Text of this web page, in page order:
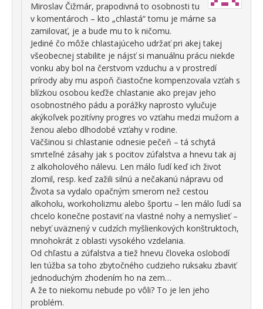
Miroslav Čižmár, prapodivná to osobnosti tu
v komentároch – kto „chlastá“ tomu je márne sa
zamilovať, je a bude mu to k ničomu.
Jediné čo môže chlastajúceho udržať pri akej takej
všeobecnej stabilite je nájsť si manuálnu prácu niekde
vonku aby bol na čerstvom vzduchu a v prostredí
prírody aby mu aspoň čiastočne kompenzovala vzťah s
blízkou osobou keďže chlastanie ako prejav jeho
osobnostného pádu a porážky naprosto vylučuje
akýkoľvek pozitívny progres vo vzťahu medzi mužom a
ženou alebo dlhodobé vzťahy v rodine.
Väčšinou si chlastanie odnesie pečeň – tá schytá
smrteľné zásahy jak s pocitov zúfalstva a hnevu tak aj
z alkoholového nálevu. Len málo ľudí keď ich život
zlomil, resp. keď zažili silnú a nečakanú nápravu od
Života sa vydalo opačným smerom než cestou
alkoholu, workoholizmu alebo športu – len málo ľudí sa
chcelo konečne postaviť na vlastné nohy a nemyslieť –
nebyť uväznený v cudzích myšlienkových konštruktoch,
mnohokrát z oblasti vysokého vzdelania.
Od chľastu a zúfalstva a tiež hnevu človeka oslobodí
len túžba sa toho zbytočného cudzieho ruksaku zbaviť
jednoduchým zhodením ho na zem…
A že to niekomu nebude po vôli? To je len jeho
problém.